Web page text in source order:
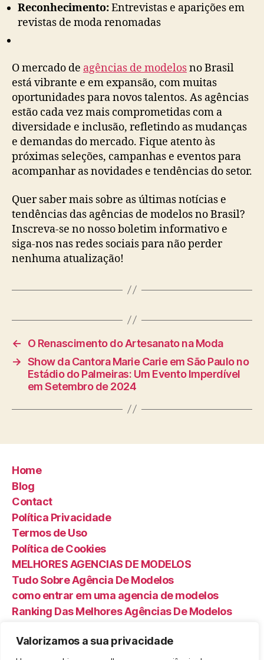
Valorizamos a sua privacidade
Reconhecimento:Entrevistas e aparições em
revistas de moda renomadas
O mercado de agências de modelosno Brasil
está vibrante e em expansão, com muitas
oportunidades para novos talentos. As agências
estão cada vez mais comprometidas com a
diversidade e inclusão, refletindo as mudanças
e demandas do mercado. Fique atento às
próximas seleções, campanhas e eventos para
acompanhar as novidades e tendências do setor.
Quer saber mais sobre as últimas notícias e
tendências das agências de modelos no Brasil?
Inscreva-se no nosso boletim informativo e
siga-nos nas redes sociais para não perder
nenhuma atualização!
←
O Renascimento do Artesanato na Moda
→ Show da Cantora Marie Carie em São Paulo no
Estádio do Palmeiras: Um Evento Imperdível
em Setembro de 2024
Home
Blog
Contact
Política Privacidade
Termos de Uso
Política de Cookies
MELHORES AGENCIAS DE MODELOS
Tudo Sobre Agência De Modelos
como entrar em uma agencia de modelos
Ranking Das Melhores Agências De Modelos